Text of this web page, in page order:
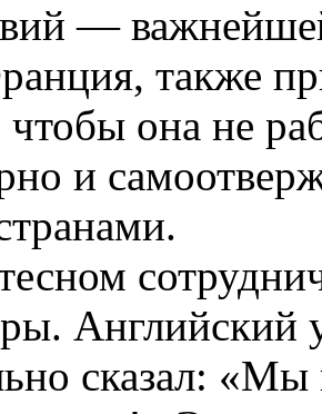
—
также
она не
и
Английский
сказал: